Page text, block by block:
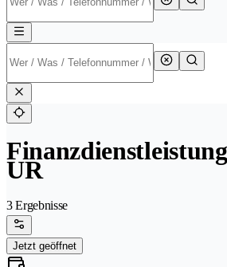
UR
3 Ergebnisse
Jetzt geöffnet